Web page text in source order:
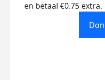
en betaal €0.75 extra.